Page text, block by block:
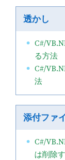
透かし
C#/
る方法
C#/
法
添付ファ
C#/
は削除